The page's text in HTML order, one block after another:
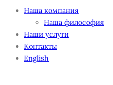
Наша компания
Наша философия
Наши услуги
Контакты
English